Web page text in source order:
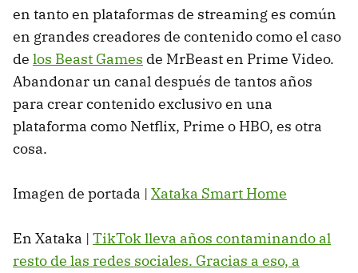
en tanto en plataformas de streaming es común
en grandes creadores de contenido como el caso
de los Beast Games de MrBeast en Prime Video.
Abandonar un canal después de tantos años
para crear contenido exclusivo en una
plataforma como Netflix, Prime o HBO, es otra
cosa.
Imagen de portada | Xataka Smart Home
En Xataka | TikTok lleva años contaminando al
resto de las redes sociales. Gracias a eso, a